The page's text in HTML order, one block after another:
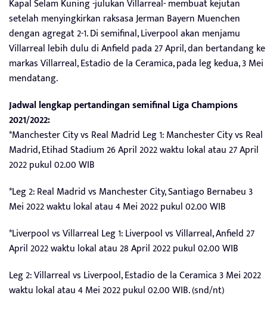
Kapal Selam Kuning -julukan Villarreal- membuat kejutan
setelah menyingkirkan raksasa Jerman Bayern Muenchen
dengan agregat 2-1. Di semifinal, Liverpool akan menjamu
Villarreal lebih dulu di Anfield pada 27 April, dan bertandang ke
markas Villarreal, Estadio de la Ceramica, pada leg kedua, 3 Mei
mendatang.
Jadwal lengkap pertandingan semifinal Liga Champions
2021/2022:
*Manchester City vs Real Madrid Leg 1: Manchester City vs Real
Madrid, Etihad Stadium 26 April 2022 waktu lokal atau 27 April
2022 pukul 02.00 WIB
*Leg 2: Real Madrid vs Manchester City, Santiago Bernabeu 3
Mei 2022 waktu lokal atau 4 Mei 2022 pukul 02.00 WIB
*Liverpool vs Villarreal Leg 1: Liverpool vs Villarreal, Anfield 27
April 2022 waktu lokal atau 28 April 2022 pukul 02.00 WIB
Leg 2: Villarreal vs Liverpool, Estadio de la Ceramica 3 Mei 2022
waktu lokal atau 4 Mei 2022 pukul 02.00 WIB. (snd/nt)